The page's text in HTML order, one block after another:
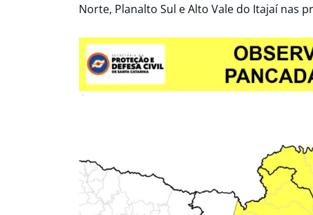
Norte, Planalto Sul e Alto Vale do Itajaí nas